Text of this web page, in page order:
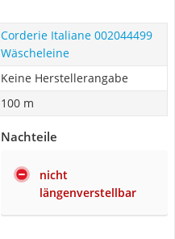
Corderie Italiane 002044499
Wäscheleine
Keine Herstellerangabe
100 m
Nachteile
nicht
längenverstellbar